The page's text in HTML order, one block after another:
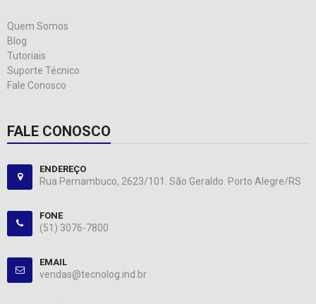
Quem Somos
Blog
Tutoriais
Suporte Técnico
Fale Conosco
FALE CONOSCO
ENDEREÇO
Rua Pernambuco, 2623/101. São Geraldo. Porto Alegre/RS
FONE
(51) 3076-7800
EMAIL
vendas@tecnolog.ind.br